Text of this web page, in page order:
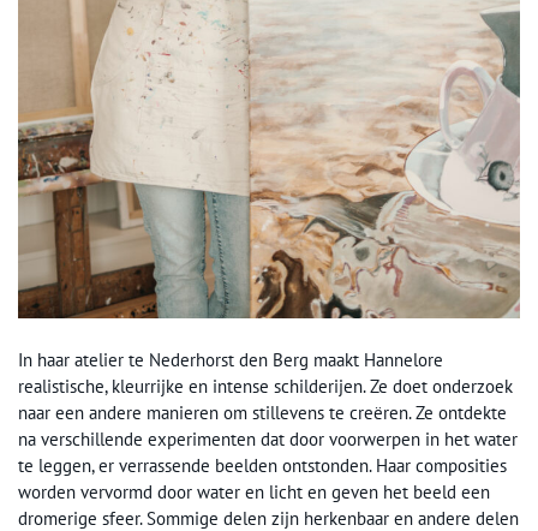
In haar atelier te Nederhorst den Berg maakt Hannelore
realistische, kleurrijke en intense schilderijen. Ze doet onderzoek
naar een andere manieren om stillevens te creëren. Ze ontdekte
na verschillende experimenten dat door voorwerpen in het water
te leggen, er verrassende beelden ontstonden. Haar composities
worden vervormd door water en licht en geven het beeld een
dromerige sfeer. Sommige delen zijn herkenbaar en andere delen